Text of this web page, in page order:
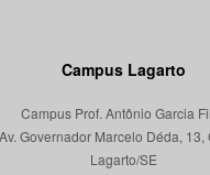
Campus Lagarto
Campus Prof. Antônio Garcia
Av. Governador Marcelo Déda, 13,
Lagarto/SE